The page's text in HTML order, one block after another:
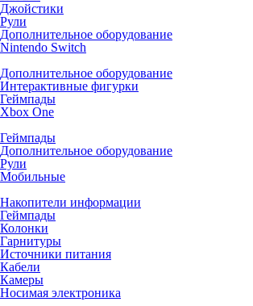
Джойстики
Рули
Дополнительное оборудование
Nintendo Switch
Дополнительное оборудование
Интерактивные фигурки
Геймпады
Xbox One
Геймпады
Дополнительное оборудование
Рули
Мобильные
Накопители информации
Геймпады
Колонки
Гарнитуры
Источники питания
Кабели
Камеры
Носимая электроника